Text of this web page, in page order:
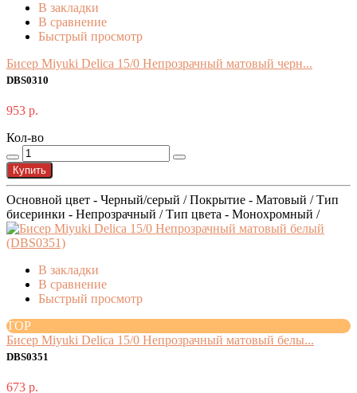
В закладки
В сравнение
Быстрый просмотр
Бисер Miyuki Delica 15/0 Непрозрачный матовый черн...
DBS0310
953 р.
Кол-во
Купить
Основной цвет - Черный/серый / Покрытие - Матовый / Тип
бисеринки - Непрозрачный / Тип цвета - Монохромный /
В закладки
В сравнение
Быстрый просмотр
TOP
Бисер Miyuki Delica 15/0 Непрозрачный матовый белы...
DBS0351
673 р.